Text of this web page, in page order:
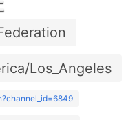
Los_Angeles